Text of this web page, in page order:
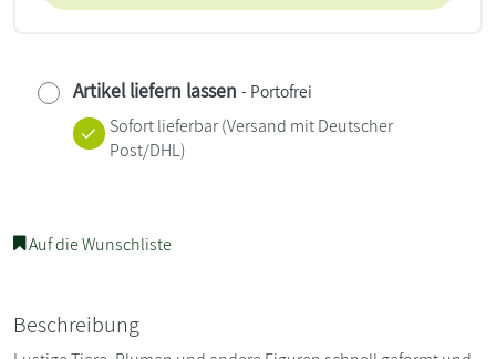
Artikel liefern lassen - Portofrei
Sofort lieferbar(Versand mit Deutscher
Post/DHL)
Auf die Wunschliste
Beschreibung